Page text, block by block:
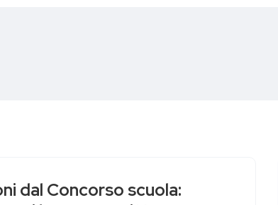
dal Concorso scuola: